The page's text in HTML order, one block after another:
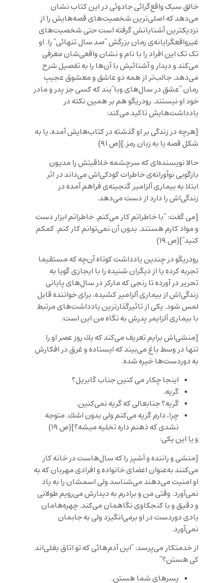
خالق سبک واقع‌گرائی جادوئی در اين کتاب نشان
می‌دهد که اصلی‌ترين شخصيت‌های قصه‌هايش را از
نزديکترين آشنايانش گرفته است حتی شخصيت‌های
غيرواقعگرايانه‌ی رمان بزرگش “صد سال تنهائی” را. او
تک تک اين افراد را با نام و نشان واقعی‌شان معرفی
می‌کند و ديدار و آشنائيش با آن‌ها را به تفصيل شرح
می‌دهد. جالب‌تر از همه دو عاشق و معشوق عجيبِ
رمان “عشق در سال‌های وبا”يند که کسی جز پدر و مادر
خود او نيستند. رودريگو هم بر همين نكته در
يادداشت‌هايش تاكيد مى‌كند:
[هرچه در زندگى بر او گذشته در كتابهايش آمده، يا به
شكل قصه يا به زبان رمز.](ص ٩١)
حالا نويسنده‌اى كه سرچشمه خلاقيتش را مديون
بازگويى نوآورانه‌ى خاطرات كودكى‌اش مى‌داند در اثر
ابتلا به بيمارى آلزامير گنجينه‌ى فراهم آمده در
زندگى‌اش را دارد از دست مى‌دهد.
[مى گفت: “با خاطراتم كار مىكنم. خاطراتم ابزار دست
و مواد كارم هستند. بدون آن نمىتوانم كار كنم. كمكم
كنيد”](ص ١٩)
رودريگو در چندين يادداشت كوتاه آن‌چه كه مستقيما
تجربه كرده يا از ديگران شنيده را با ايجازى گويا به
تحرير در آورده تا رنجى كه ماركز در سال‌هاى پايانى
زندگى‌اش از بيمارى آلزامير كشيده، براى خواننده قابل
لمس شود. یکی از تاثیرگذارترین یادداشت‌های مرتبط
با بیماری آلزایمر پدرش به نگاه من این است:
[منشىاش برايم تعريف مىكند كه يك روز عصر او را
تنها در وسط باغ مىبيند كه ايستاده و غرق در افكارش
به دوردستها خيره شده.
اينجا چكار مى كنين جناب گابريل؟
گريه.
گريه؟ جنابعالى كه گريه نمىكنين.
چرا، دارم گريه مىكنم ولى بدون اشك. متوجه
نشدى كه ذهنمداره تخليه ميشه؟](ص ١٩)
و یا این یکی:
[منشى و راننده و آشپز را كه سالهاست در خانه كار
مىكنند بهعنوان اعضاى خانواده و افرادى مهربان كه به
او امنيت مىدهند مىشناسد ولى اسمشان را به ياد
نمىآورد. وقتى من و برادرم به ديدارش مىرويم طولانى
و دقيق و با كنجكاوى نگاهمان مىكند. چهرههامان
يادى دوردست در او برمىانگيزد ولى به جابمان
نمىآورد.
از خدمتكار مىپرسد: “اين آدمهائى كه تو اتاق بغلىاند
كى هستن؟”
پسرهاى شما هستن.